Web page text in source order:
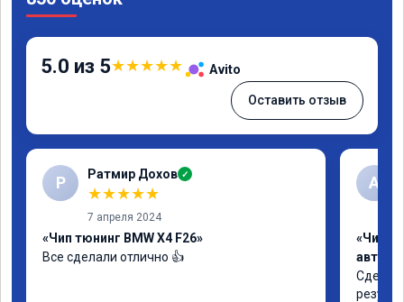
5.0 из 5★★★★★ Avito
Оставить отзыв
Р Ратмир Дохов ✓
★★★★★
7 апреля 2024
«Чип тюнинг BMW X4 F26»
Все сделали отлично 👍
A
«Чип